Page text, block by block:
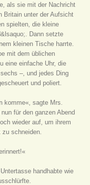
als sie mit der Nachricht
Britain unter der Aufsicht
spielten, die kleine
Dann setzte
kleinen Tische harrte.
mit dem üblichen
eine einfache Uhr, die
–, und jedes Ding
und poliert.
komme«, sagte Mrs.
für den ganzen Abend
wieder auf, um ihrem
schneiden.
handhabte wie